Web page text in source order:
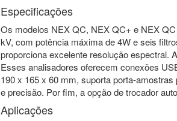
Especificações
Os modelos NEX QC, NEX QC+ e NEX
kV, com potência máxima de 4W e seis
proporciona excelente resolução espectral.
Esses analisadores oferecem conexões
190 x 165 x 60 mm, suporta porta-
e precisão. Por fim, a opção de trocador
Aplicações